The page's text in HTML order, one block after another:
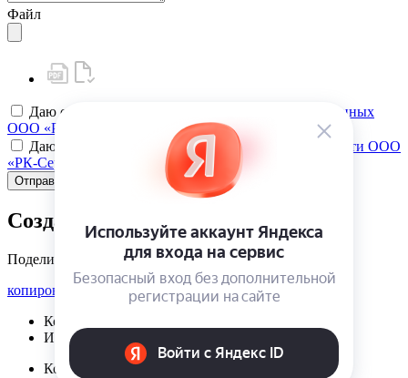
Файл
Даю своё
согласие на обработку персональных данных
ООО «РК-Сервис»
Даю своё
согласие на политику конфиденциальности ООО
«РК-Сервис»
Отправить
Создать карту клиента
Поделиться
копировать ссылку
Корзина | {{ cart.items.value.length }}
Избранное | {{ initData.favoriteProducts.length }}
Корзина | {{ cart.items.value.length }}